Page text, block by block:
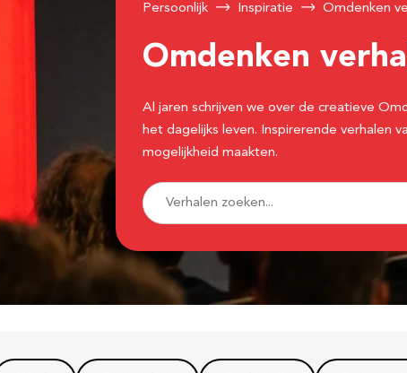
Persoonlijk Inspiratie Omdenken
Omdenken
Al jaren schrijven we over de creatieve
het dagelijks leven. Inspirerende verhalen
mogelijkheid maakten.